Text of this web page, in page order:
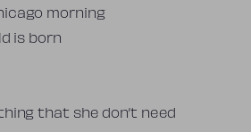
morning
is born
that she don’t need